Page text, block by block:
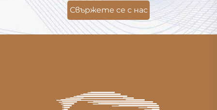
Свържете се с нас